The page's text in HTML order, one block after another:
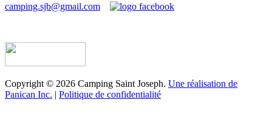
camping.sjb@gmail.com
Copyright © 2026 Camping Saint Joseph. Une réalisation de
Panican Inc. | Politique de confidentialité